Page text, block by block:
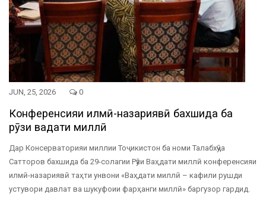
JUN, 25, 2026 0
Конференсияи илмӣ-назариявӣ бахшида ба
рӯзи ваҳдати миллӣ
Дар Консерваторияи миллии Тоҷикистон ба номи Талабхӯҷа
Сатторов бахшида ба 29-солагии Рӯзи Ваҳдати миллӣ конференсияи
илмӣ-назариявӣ таҳти унвони «Ваҳдати миллӣ – кафили рушди
устувори давлат ва шукуфоии фарҳанги миллӣ» баргузор гардид.